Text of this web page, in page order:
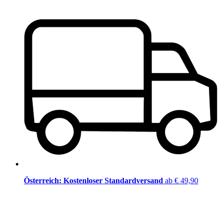
Österreich: Kostenloser Standardversand ab € 49,90